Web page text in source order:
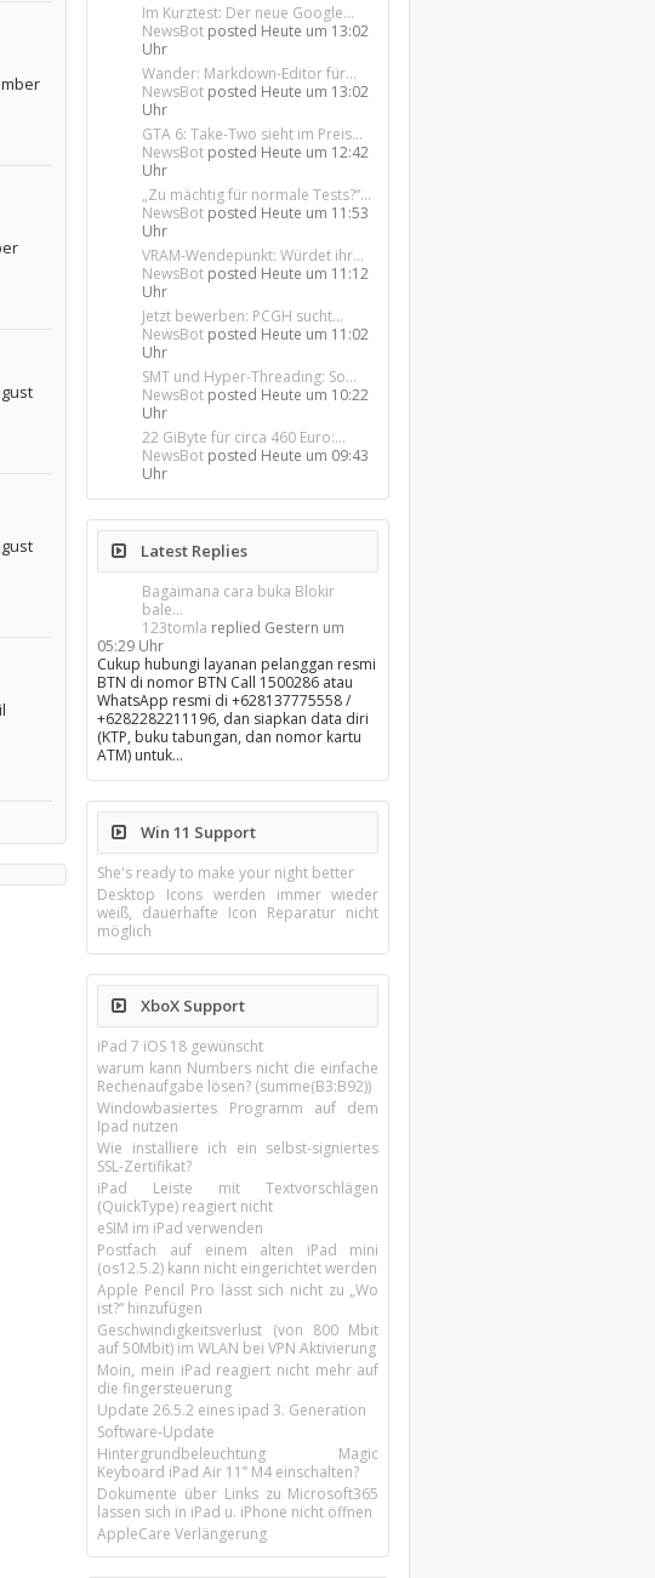
Im Kurztest: Der neue Google...
NewsBot posted Heute um 13:02
Uhr
Wander: Markdown-Editor für...
NewsBot posted Heute um 13:02
Uhr
GTA 6: Take-Two sieht im Preis...
NewsBot posted Heute um 12:42
Uhr
„Zu mächtig für normale Tests?“...
NewsBot posted Heute um 11:53
Uhr
VRAM-Wendepunkt: Würdet ihr...
NewsBot posted Heute um 11:12
Uhr
Jetzt bewerben: PCGH sucht...
NewsBot posted Heute um 11:02
Uhr
SMT und Hyper-Threading: So...
NewsBot posted Heute um 10:22
Uhr
22 GiByte für circa 460 Euro:...
NewsBot posted Heute um 09:43
Uhr
Latest Replies
Bagaimana cara buka Blokir
bale...
123tomla replied Gestern um
05:29 Uhr
Cukup hubungi layanan pelanggan resmi
BTN di nomor BTN Call 1500286 atau
WhatsApp resmi di +628137775558 /
+6282282211196, dan siapkan data diri
(KTP, buku tabungan, dan nomor kartu
ATM) untuk…
Win 11 Support
She's ready to make your night better
Desktop Icons werden immer wieder
weiß, dauerhafte Icon Reparatur nicht
möglich
XboX Support
iPad 7 iOS 18 gewünscht
warum kann Numbers nicht die einfache
Rechenaufgabe lösen? (summe(B3:B92))
Windowbasiertes Programm auf dem
Ipad nutzen
Wie installiere ich ein selbst-signiertes
SSL-Zertifikat?
iPad Leiste mit Textvorschlägen
(QuickType) reagiert nicht
eSIM im iPad verwenden
Postfach auf einem alten iPad mini
(os12.5.2) kann nicht eingerichtet werden
Apple Pencil Pro lässt sich nicht zu „Wo
ist?“ hinzufügen
Geschwindigkeitsverlust (von 800 Mbit
auf 50Mbit) im WLAN bei VPN Aktivierung
Moin, mein iPad reagiert nicht mehr auf
die fingersteuerung
Update 26.5.2 eines ipad 3. Generation
Software-Update
Hintergrundbeleuchtung Magic
Keyboard iPad Air 11’’ M4 einschalten?
Dokumente über Links zu Microsoft365
lassen sich in iPad u. iPhone nicht öffnen
AppleCare Verlängerung